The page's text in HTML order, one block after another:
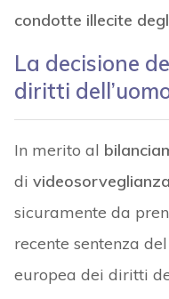
condotte illecite
La decisione
diritti
In merito al
di videosorveglianza
sicuramente da
recente sentenza del
europea dei diritti